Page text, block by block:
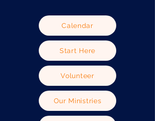
Calendar
Start Here
Volunteer
Our Ministries